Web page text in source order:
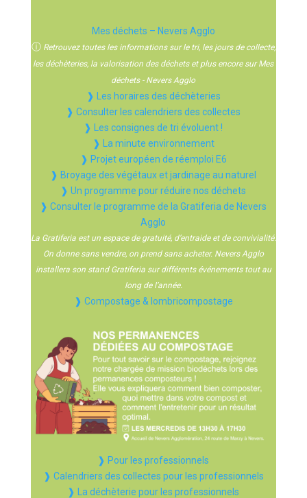
Mes déchets – Nevers Agglo
ⓘ Retrouvez toutes les informations sur le tri, les jours de collecte,
les déchèteries, la valorisation des déchets et plus encore sur Mes
déchets - Nevers Agglo
❱ Les horaires des déchèteries
❱ Consulter les calendriers des collectes
❱ Les consignes de tri évoluent !
❱ La minute environnement
❱ Projet européen de réemploi E6
❱ Broyage des végétaux et jardinage au naturel
❱ Un programme pour réduire nos déchets
❱ Consulter le programme de la Gratiferia de Nevers
Agglo
La Gratiferia est un espace de gratuité, d’entraide et de convivialité.
On donne sans vendre, on prend sans acheter. Nevers Agglo
installera son stand Gratiferia sur différents événements tout au
long de l’année.
❱ Compostage & lombricompostage
❱ Pour les professionnels
❱ Calendriers des collectes pour les professionnels
❱ La déchèterie pour les professionnels